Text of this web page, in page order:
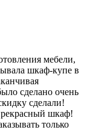
мебели,
шкаф-купе в
сделано очень
сделали!
шкаф!
только